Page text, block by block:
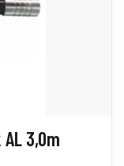
AL 3,0m